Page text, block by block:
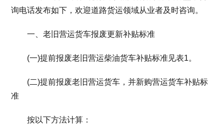
询电话发布如下，欢迎道路货运领域从业者及时咨询。
一、老旧营运货车报废更新补贴标准
(一)提前报废老旧营运柴油货车补贴标准见表1。
(二)提前报废老旧营运货车，并新购营运货车补贴标
准
按以下方法计算：